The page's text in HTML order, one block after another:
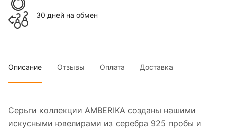
30 дней на обмен
Описание Отзывы Оплата Доставка
Серьги коллекции AMBERIKA созданы нашими
искусными ювелирами из серебра 925 пробы и